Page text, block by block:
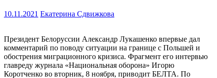
10.11.2021 Екатерина Сдвижкова
Президент Белоруссии Александр Лукашенко впервые дал
комментарий по поводу ситуации на границе с Польшей и
обострения миграционного кризиса. Фрагмент его интервью
главреду журнала «Национальная оборона» Игорю
Коротченко во вторник, 8 ноября, приводит БЕЛТА. По